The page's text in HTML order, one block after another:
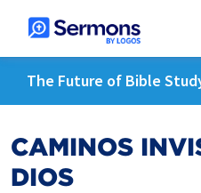
The Future of Bible
CAMINOS
DIOS